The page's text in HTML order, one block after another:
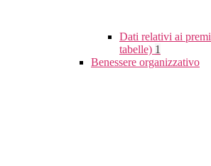
Dati relativi ai
tabelle) 1
Benessere organizzativo